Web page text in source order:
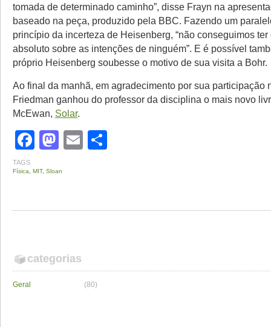
tomada de determinado caminho”, disse Frayn na
baseado na peça, produzido pela BBC. Fazendo um
princípio da incerteza de Heisenberg, “não conseguimos
absoluto sobre as intenções de ninguém”. E é possível
próprio Heisenberg soubesse o motivo de sua visita a Bohr.
Ao final da manhã, em agradecimento por sua participação
Friedman ganhou do professor da disciplina o mais novo
McEwan, Solar.
Facebook
Mastodon
Email
TAGS
Física MIT, Sloan
categorias
Geral (80)